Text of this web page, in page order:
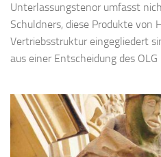
Unterlassungstenor umfasst
Schuldners, diese Produkte von
Vertriebsstruktur eingegliedert
aus einer Entscheidung des OLG